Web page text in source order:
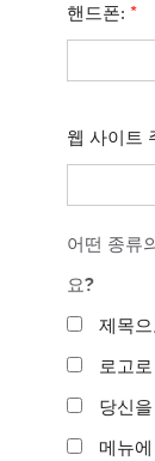
핸드폰: *
웹 사이트
어떤 종류
요?
제목
로고
당신
메뉴